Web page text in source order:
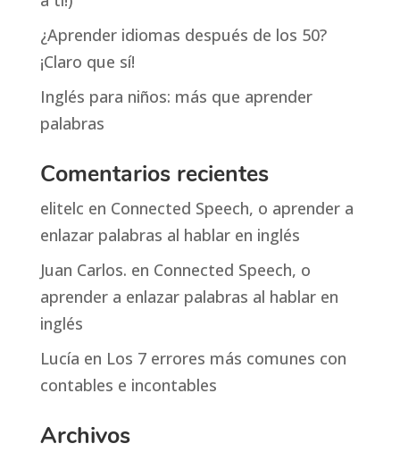
¿Aprender idiomas después de los 50?
¡Claro que sí!
Inglés para niños: más que aprender
palabras
Comentarios recientes
elitelc en Connected Speech, o aprender a
enlazar palabras al hablar en inglés
Juan Carlos. en Connected Speech, o
aprender a enlazar palabras al hablar en
inglés
Lucía en Los 7 errores más comunes con
contables e incontables
Archivos